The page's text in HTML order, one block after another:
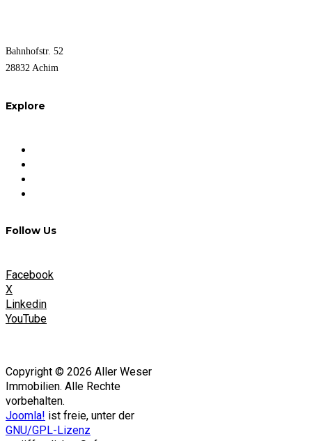
Bahnhofstr. 52
28832 Achim
Explore
Follow Us
Facebook
X
Linkedin
YouTube
Copyright © 2026 Aller Weser
Immobilien. Alle Rechte
vorbehalten.
Joomla! ist freie, unter der
GNU/GPL-Lizenz